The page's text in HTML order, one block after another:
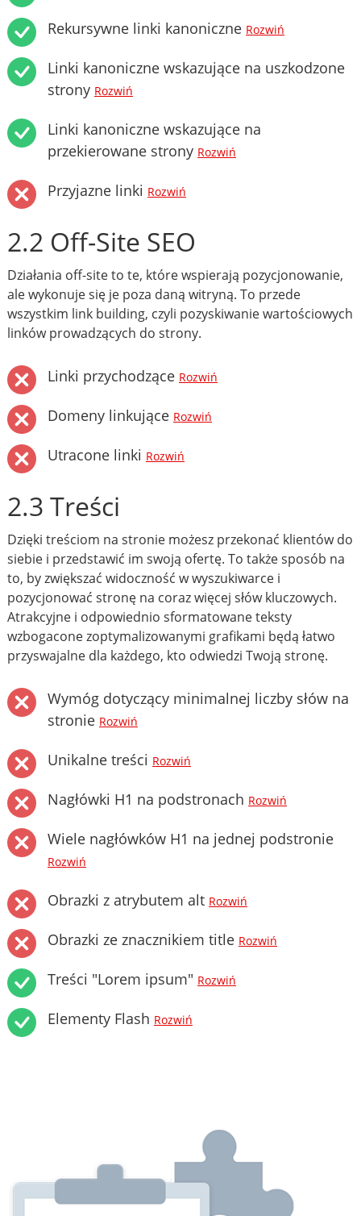
Rekursywne linki kanoniczne Rozwiń
Linki kanoniczne wskazujące na uszkodzone
strony Rozwiń
Linki kanoniczne wskazujące na
przekierowane strony Rozwiń
Przyjazne linki Rozwiń
2.2 Off-Site SEO
Działania off-site to te, które wspierają pozycjonowanie,
ale wykonuje się je poza daną witryną. To przede
wszystkim link building, czyli pozyskiwanie wartościowych
linków prowadzących do strony.
Linki przychodzące Rozwiń
Domeny linkujące Rozwiń
Utracone linki Rozwiń
2.3 Treści
Dzięki treściom na stronie możesz przekonać klientów do
siebie i przedstawić im swoją ofertę. To także sposób na
to, by zwiększać widoczność w wyszukiwarce i
pozycjonować stronę na coraz więcej słów kluczowych.
Atrakcyjne i odpowiednio sformatowane teksty
wzbogacone zoptymalizowanymi grafikami będą łatwo
przyswajalne dla każdego, kto odwiedzi Twoją stronę.
Wymóg dotyczący minimalnej liczby słów na
stronie Rozwiń
Unikalne treści Rozwiń
Nagłówki H1 na podstronach Rozwiń
Wiele nagłówków H1 na jednej podstronie
Rozwiń
Obrazki z atrybutem alt Rozwiń
Obrazki ze znacznikiem title Rozwiń
Treści "Lorem ipsum" Rozwiń
Elementy Flash Rozwiń